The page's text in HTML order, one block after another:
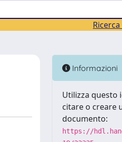
Informazioni
Utilizza questo
citare o creare
documento:
https://